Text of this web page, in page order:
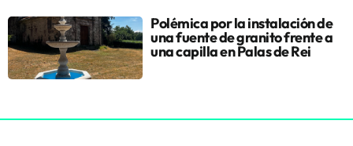
Polémica por la instalación de
una fuente de granito frente a
una capilla en Palas de Rei